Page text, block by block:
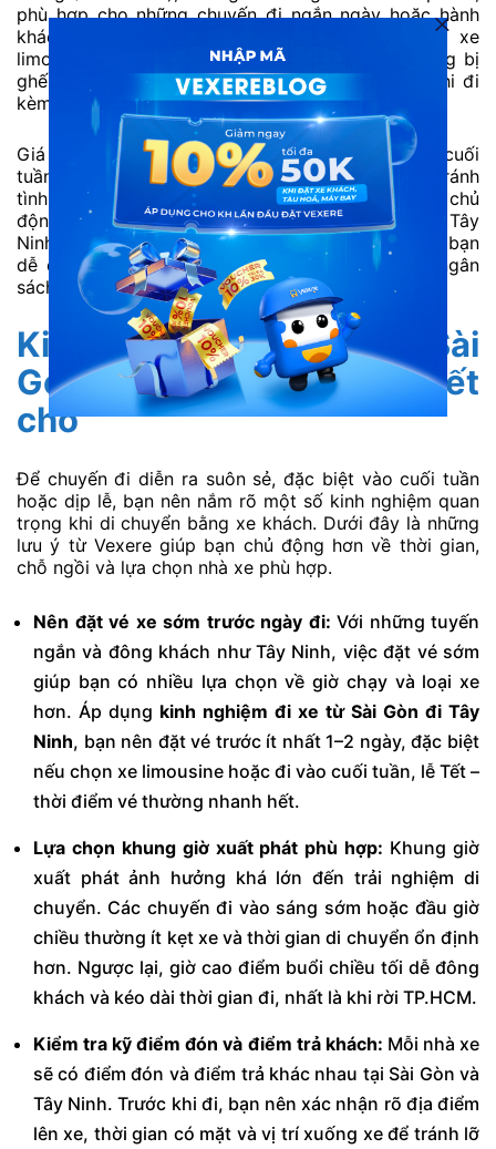
phù hợp cho những chuyến đi ngắn ngày hoặc hành
khách ưu tiên tiết kiệm chi phí. Trong khi đó, xe
limousine ghế ngồi có giá cao hơn do được trang bị
ghế rộng, không gian thoải mái và nhiều tiện nghi đi
kèm.
Giá vé có thể thay đổi tùy theo khung giờ, ngày cuối
tuần, lộ trình di chuyển hoặc dịp lễ cao điểm. Để tránh
tình trạng tăng giá hoặc hết chỗ, hành khách nên chủ
động đặt vé sớm và so sánh giữa các xe Sài Gòn Tây
Ninh trước khi lựa chọn. Việc nắm rõ mức giá giúp bạn
dễ dàng chọn loại xe phù hợp với nhu cầu và ngân
sách cho chuyến đi.
Kinh nghiệm đi xe từ Sài
Gòn đi Tây Ninh tránh hết
chỗ
Để chuyến đi diễn ra suôn sẻ, đặc biệt vào cuối tuần
hoặc dịp lễ, bạn nên nắm rõ một số kinh nghiệm quan
trọng khi di chuyển bằng xe khách. Dưới đây là những
lưu ý từ Vexere giúp bạn chủ động hơn về thời gian,
chỗ ngồi và lựa chọn nhà xe phù hợp.
Nên đặt vé xe sớm trước ngày đi: Với những tuyến
ngắn và đông khách như Tây Ninh, việc đặt vé sớm
giúp bạn có nhiều lựa chọn về giờ chạy và loại xe
hơn. Áp dụng kinh nghiệm đi xe từ Sài Gòn đi Tây
Ninh, bạn nên đặt vé trước ít nhất 1–2 ngày, đặc biệt
nếu chọn xe limousine hoặc đi vào cuối tuần, lễ Tết –
thời điểm vé thường nhanh hết.
Lựa chọn khung giờ xuất phát phù hợp: Khung giờ
xuất phát ảnh hưởng khá lớn đến trải nghiệm di
chuyển. Các chuyến đi vào sáng sớm hoặc đầu giờ
chiều thường ít kẹt xe và thời gian di chuyển ổn định
hơn. Ngược lại, giờ cao điểm buổi chiều tối dễ đông
khách và kéo dài thời gian đi, nhất là khi rời TP.HCM.
Kiểm tra kỹ điểm đón và điểm trả khách: Mỗi nhà xe
sẽ có điểm đón và điểm trả khác nhau tại Sài Gòn và
Tây Ninh. Trước khi đi, bạn nên xác nhận rõ địa điểm
lên xe, thời gian có mặt và vị trí xuống xe để tránh lỡ